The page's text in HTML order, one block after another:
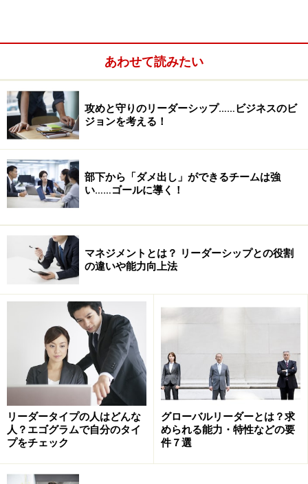
＜目次＞
その1：目標・目的を明確化する
その2：共有価値観の創造をする
その3：会社に愛着を持たせる
その4：仕事に愛着をもたせる
その5：自己実現の欲求を満たす
その6：「働くこと＝幸せ」の公式
その1：目標・目的を明確化する
ビジョンを持った人は強い
あわせて読みたい
攻めと守りのリーダーシップ……ビジネスのビ
ジョンを考える！
部下から「ダメ出し」ができるチームは強
い……ゴールに導く！
マネジメントとは？ リーダーシップとの役割
の違いや能力向上法
リーダータイプの人はどんな
人？エゴグラムで自分のタイ
プをチェック
グローバルリーダーとは？求
められる能力・特性などの要
件７選